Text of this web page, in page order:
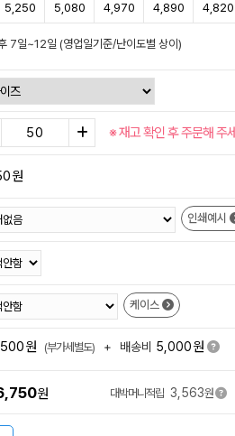
5,250 5,080 4,970 4,890 4,820
7일~12일 (영업일기준/난이도별 상이)
※ 재고 확인 후 주문해 주
원
인쇄예시
케이스
원 (부가세별도) + 배송비 5,000원
원 대박머니적립 3,563원